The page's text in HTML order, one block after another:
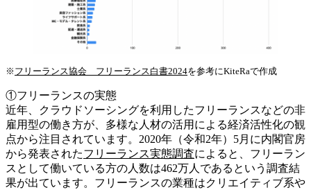
※ フリーランス協会 フリーランス白書2024を参考にKiteRaで作成
①フリーランスの実態
近年、クラウドソーシングを利用したフリーランスなどの非
雇用型の働き方が、多様な人材の活用による経済活性化の観
点から注目されています。2020年（令和2年）5月に内閣官房
から発表されたフリーランス実態調査によると、フリーラン
スとして働いている方の人数は462万人であるという調査結
果が出ています。フリーランスの業種はクリエイティブ系や